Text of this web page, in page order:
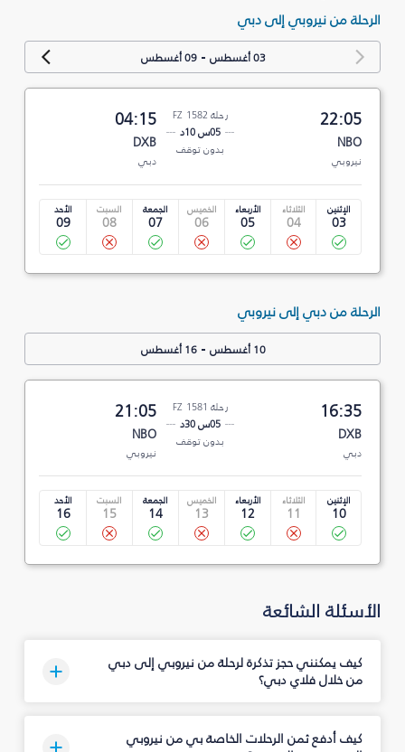
الرحلة من نيروبي إلى دبي
03 أغسطس -09 أغسطس
22:05
NBO
نيروبي
رحلة FZ 1582
05س 10د
بدون توقف
04:15
DXB
دبي
الإثنين
03
الثلاثاء
04
الأربعاء
05
الخميس
06
الجمعة
07
السبت
08
الأحد
09
الرحلة من دبي إلى نيروبي
10 أغسطس -16 أغسطس
16:35
DXB
دبي
رحلة FZ 1581
05س 30د
بدون توقف
21:05
NBO
نيروبي
الإثنين
10
الثلاثاء
11
الأربعاء
12
الخميس
13
الجمعة
14
السبت
15
الأحد
16
الأسئلة الشائعة
كيف يمكنني حجز تذكرة لرحلة من نيروبي إلى دبي
من خلال فلاي دبي؟
كيف أدفع ثمن الرحلات الخاصة بي من نيروبي